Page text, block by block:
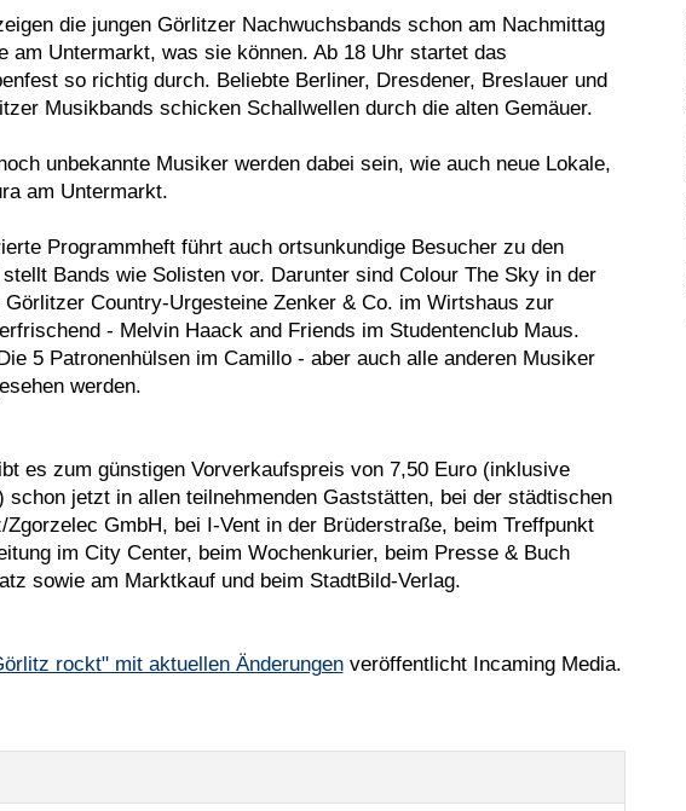
die jungen Görlitzer Nachwuchsbands schon am Nachmittag
am Untermarkt, was sie können. Ab 18 Uhr startet das
so richtig durch. Beliebte Berliner, Dresdener, Breslauer und
Musikbands schicken Schallwellen durch die alten Gemäuer.
unbekannte Musiker werden dabei sein, wie auch neue Lokale,
am Untermarkt.
Programmheft führt auch ortsunkundige Besucher zu den
Bands wie Solisten vor. Darunter sind Colour The Sky in der
Country-Urgesteine Zenker & Co. im Wirtshaus zur
- Melvin Haack and Friends im Studentenclub Maus.
5 Patronenhülsen im Camillo - aber auch alle anderen Musiker
werden.
es zum günstigen Vorverkaufspreis von 7,50 Euro (inklusive
schon jetzt in allen teilnehmenden Gaststätten, bei der städtischen
Zgorzelec GmbH, bei I-Vent in der Brüderstraße, beim Treffpunkt
im City Center, beim Wochenkurier, beim Presse & Buch
sowie am Marktkauf und beim StadtBild-Verlag.
rockt" mit aktuellen Änderungenveröffentlicht Incaming Media.